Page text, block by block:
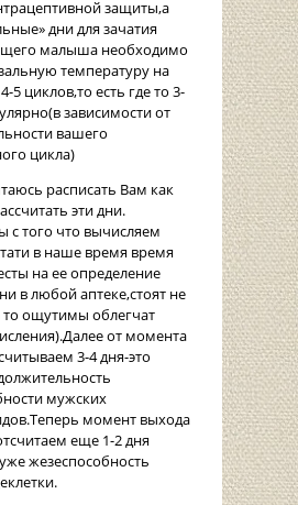
защиты,а
дни для зачатия
малыша необходимо
температуру на
5 циклов,то есть где то 3-
зависимости от
вашего
цикла)
расписать Вам как
эти дни.
того что вычисляем
в наше время время
на ее определение
в любой аптеке,стоят не
то ощутимы облегчат
от момента
3-4 дня-это
мужских
момент выхода
еще 1-2 дня
жезеспособность